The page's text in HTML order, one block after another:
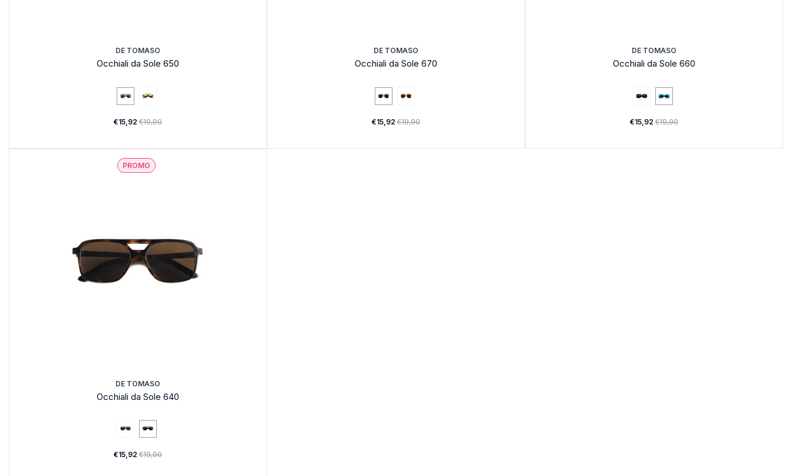
DE TOMASO
Occhiali da Sole 650
€15,92 €19,90
DE TOMASO
Occhiali da Sole 670
€15,92 €19,90
DE TOMASO
Occhiali da Sole 660
€15,92 €19,90
PROMO
DE TOMASO
Occhiali da Sole 640
€15,92 €19,90